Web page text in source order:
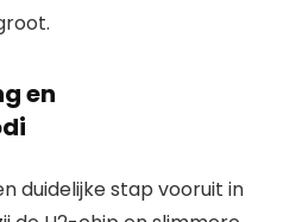
en
duidelijke stap vooruit in